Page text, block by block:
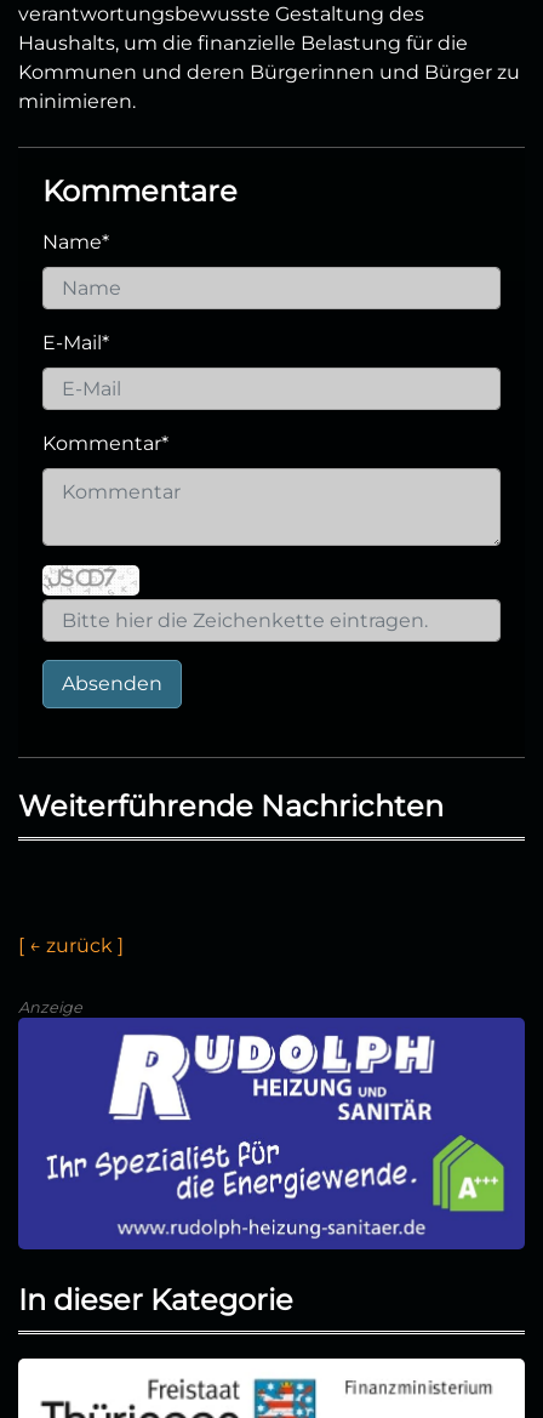
verantwortungsbewusste Gestaltung des
Haushalts, um die finanzielle Belastung für die
Kommunen und deren Bürgerinnen und Bürger zu
minimieren.
Kommentare
Name*
E-Mail *
Kommentar*
Absenden
Weiterführende Nachrichten
[ ← zurück ]
Anzeige
In dieser Kategorie